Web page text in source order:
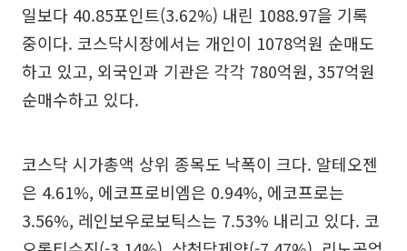
일보다 40.85포인트(3.62%) 내린 1088.97을 기록
중이다. 코스닥시장에서는 개인이 1078억원 순매도
하고 있고, 외국인과 기관은 각각 780억원, 357억원
순매수하고 있다.
코스닥 시가총액 상위 종목도 낙폭이 크다. 알테오젠
은 4.61%, 에코프로비엠은 0.94%, 에코프로는
3.56%, 레인보우로보틱스는 7.53% 내리고 있다. 코